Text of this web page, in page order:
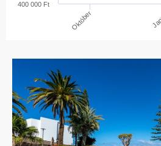
Október
400 000 Ft